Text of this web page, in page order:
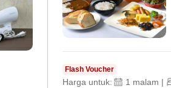
Flash Voucher
Harga untuk: 1 malam |